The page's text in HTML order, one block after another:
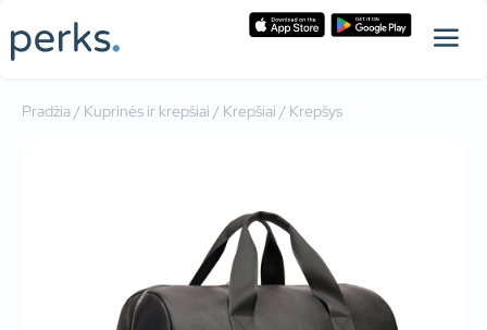
Pradžia/ Kuprinės ir krepšiai / Krepšiai / Krepšys